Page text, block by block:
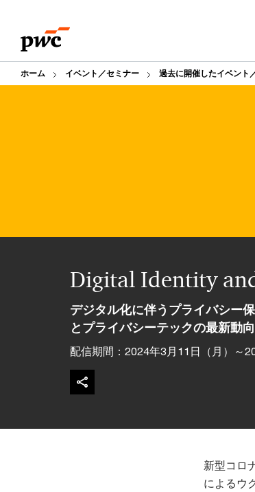
content
footer
ホーム イベント／セミナー 過去に開催したイベント
Digital Identity
デジタル化に伴うプライバシー
とプライバシーテックの最新動
配信期間：2024年3月11日（月）～
新型コロ
によるウ